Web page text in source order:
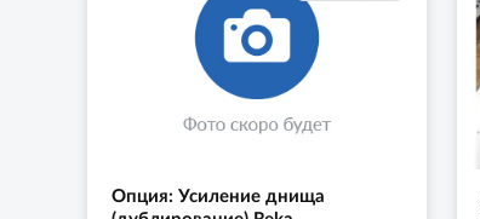
Опция: Усиление днища